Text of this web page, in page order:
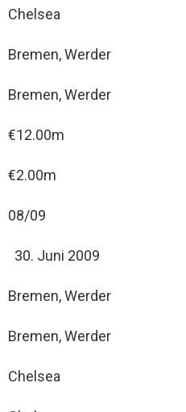
Chelsea
Bremen, Werder
Bremen, Werder
€12.00m
€2.00m
08/09
Juni 2009
Bremen, Werder
Bremen, Werder
Chelsea